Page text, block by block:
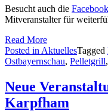
Besucht auch die
Mitveranstalter für
Read More
Posted in AktuellesTagged
Ostbayernschau, Pelletgrill,
Neue
Karpfham